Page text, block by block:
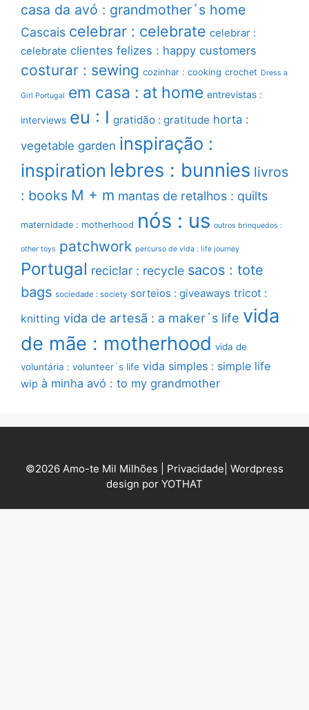
casa da avó : grandmother´s home
Cascais celebrar : celebrate celebrar :
celebrate clientes felizes : happy customers
costurar : sewing cozinhar : cooking crochet Dress a
Girl Portugal em casa : at home entrevistas :
interviews eu : I gratidão : gratitude horta :
vegetable garden inspiração :
inspiration lebres : bunnies livros
: books M + m mantas de retalhos : quilts
maternidade : motherhood nós : us outros brinquedos :
other toys patchwork percurso de vida : life journey
Portugal reciclar : recycle sacos : tote
bags sociedade : society sorteios : giveaways tricot :
knitting vida de artesã : a maker´s life vida
de mãe : motherhood vida de
voluntária : volunteer´s life vida simples : simple life
wip à minha avó : to my grandmother
©2026 Amo-te Mil Milhões | Privacidade Wordpress
design por YOTHAT